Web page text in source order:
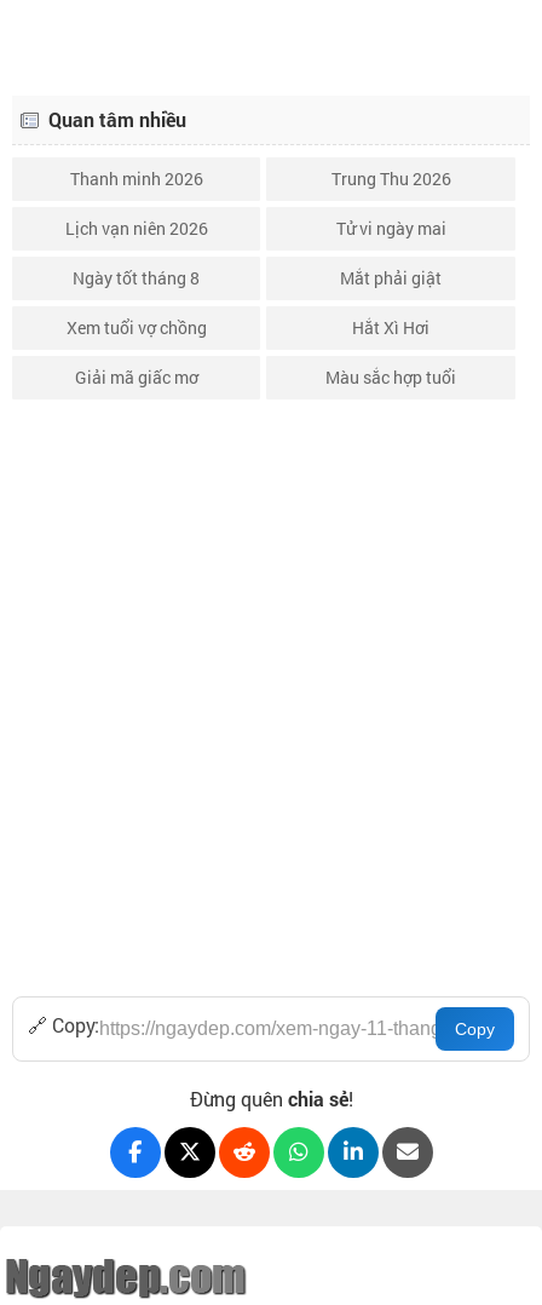
Quan tâm nhiều
Thanh minh 2026 Trung Thu 2026
Lịch vạn niên 2026 Tử vi ngày mai
Ngày tốt tháng 8 Mắt phải giật
Xem tuổi vợ chồng Hắt Xì Hơi
Giải mã giấc mơ Màu sắc hợp tuổi
🔗 Copy:
Đừng quên chia sẻ!